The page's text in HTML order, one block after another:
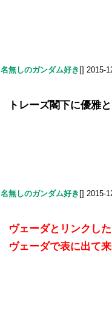
名無しのガンダム好き [] 2015-
トレーズ閣下に優雅
名無しのガンダム好き [] 2015-
ヴェーダとリンクし
ヴェーダで表に出て